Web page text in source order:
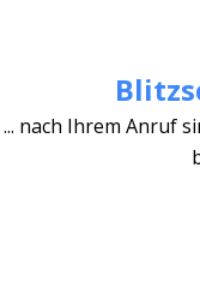
... nach Ihrem Anruf